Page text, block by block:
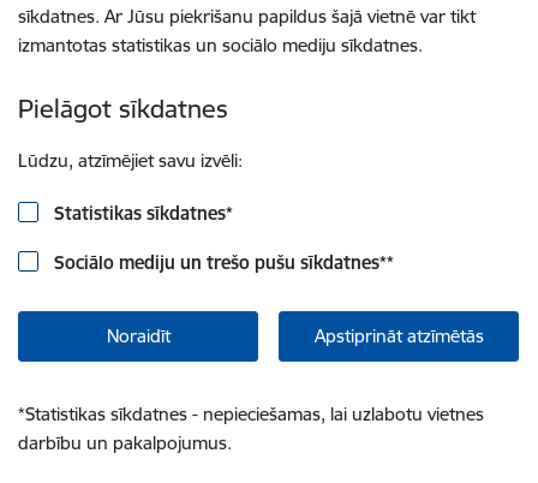
sīkdatnes. Ar Jūsu piekrišanu papildus šajā vietnē var tikt
izmantotas statistikas un sociālo mediju sīkdatnes.
Pielāgot sīkdatnes
Lūdzu, atzīmējiet savu izvēli:
Statistikas sīkdatnes*
Sociālo mediju un trešo pušu sīkdatnes**
Noraidīt Apstiprināt atzīmētās
*Statistikas sīkdatnes - nepieciešamas, lai uzlabotu vietnes
darbību un pakalpojumus.